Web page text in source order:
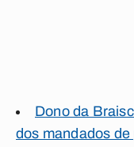
Dono da
dos mandados